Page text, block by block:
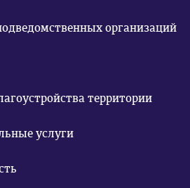
организаций
территории
услуги